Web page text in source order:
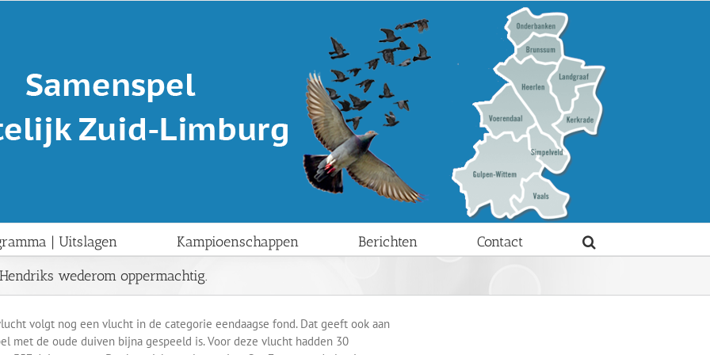
| Uitslagen Kampioenschappen Berichten
Contact
wederom oppermachtig.
volgt nog een vlucht in de categorie eendaagse fond. Dat geeft ook aan
met de oude duiven bijna gespeeld is. Voor deze vlucht hadden 30